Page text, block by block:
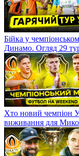
Бійка у
Динамо. Огляд 29
Хто новий чемпіон
виживання для